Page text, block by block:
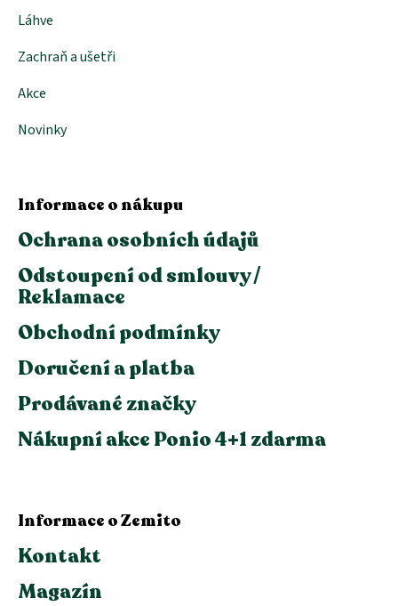
Láhve
Zachraň a ušetři
Akce
Novinky
Informace o nákupu
Ochrana osobních údajů
Odstoupení od smlouvy /
Reklamace
Obchodní podmínky
Doručení a platba
Prodávané značky
Nákupní akce Ponio 4+1 zdarma
Informace o Zemito
Kontakt
Magazín